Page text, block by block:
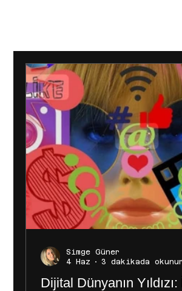
Dijital Dünyanın
Simge Güner
4 Haz
3 dakikada okunur